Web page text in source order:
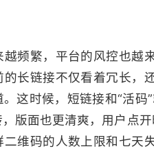
频繁，平台的风控也越
的长链接不仅看着冗长，
这时候，短链接和“活
版面也更清爽，用户点
维码的人数上限和七天